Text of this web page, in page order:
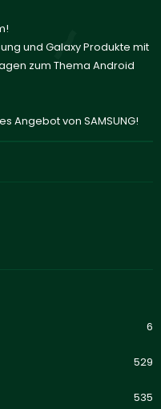
und Galaxy Produkte mit
zum Thema Android
Angebot von SAMSUNG!
6
529
535